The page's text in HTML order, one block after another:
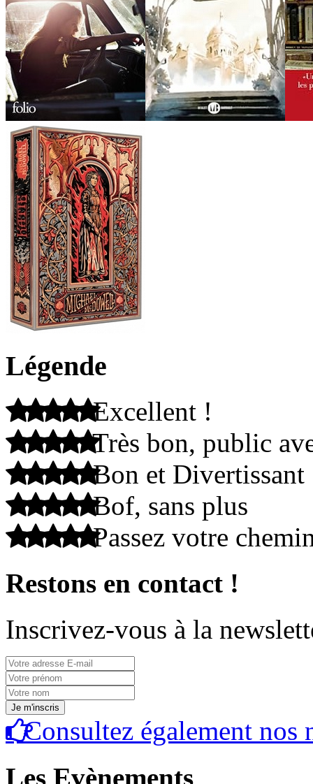
Légende
Excellent !
Très bon, public
Bon et Divertissant
Bof, sans plus
Passez votre
Restons en contact !
Inscrivez-vous à la
Consultez également nos
Les Evènements